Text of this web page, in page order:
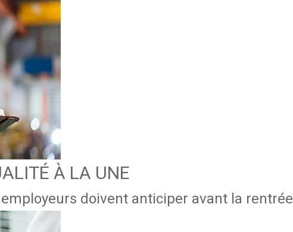
À LA UNE
doivent anticiper avant la rentrée